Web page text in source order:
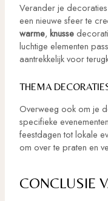
Verander je
een nieuwe sfeer te
warme, knusse
luchtige elementen
aantrekkelijk voor
THEMA
Overweeg ook om je
specifieke
feestdagen tot lokale
om over te praten en
CONCLUSIE